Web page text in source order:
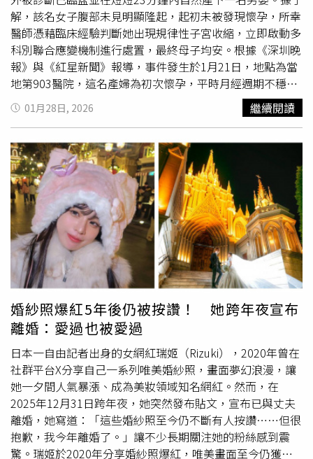
之間並沒有交叉保護力，民眾仍須特別留意。
解，該名女子腹部未見明顯隆起，起初未被發現懷孕，所幸
醫師憑藉臨床經驗判斷她出現規律性子宮收縮，立即啟動多
科別聯合應變機制進行處置，最終母子均安。根據《深圳晚
報》與《紅星新聞》報導，事件發生於1月21日，地點為當
地第903醫院，這名產婦為初次懷孕，平時月經週期不穩定
且缺乏懷孕相關知識，整個孕期皆未察覺腹中已有胎兒。直
至當日劇烈腹痛掛急診，才被診斷為「隱匿性懷孕」合併急
產，屬於相當罕見的案例。消息曝光後引發網路熱議，許多
網友對母子平安表示祝福，也有不少人驚呼「竟然有人生了
才知道懷孕」，甚至有留言稱羨未經歷孕吐、水腫等孕期不
適。不過，也有醫師強調，這類情況雖然罕見，但潛藏不少
風險，絕不可輕忽。醫學上所稱的「隱匿性懷孕」，是指女
性直到懷孕末期，甚至進入分娩階段才察覺懷孕的狀況，最
常見於體型較豐腴、月經不規則或對身體變化較不敏感的初
產婦。由於無法及早發現與管理，這類孕婦通常未接受產前
檢查，也未補充營養或調整生活習慣，恐導致胎兒面臨營養
不良、生長遲滯甚至發育異常的風險。此外，分娩時若胎兒
姿勢不利，或醫療人員未能即時介入，也可能導致胎盤排出
困難、子宮出血過多，甚至增加剖腹產風險。醫界指出，儘
管這類案例相對少見，女性仍應重視身體變化，若出現經期
異常、體重變化或腹部不適等情況，應儘速就醫進行婦產科
檢查，以降低健康風險。該起案例雖最終結果良好，但專家
提醒，「隱性懷孕不是幸運，而是警訊」。建立正確的健康
知識、規律進行身體檢查，是每位女性應有的基本自我照護
行為。
01月28日, 2026 繼續閱讀
婚紗照爆紅5年後仍被按讚！ 她跨年夜宣布
離婚：愛過也被愛過
日本一自由記者出身的女網紅瑞姬（Rizuki），2020年曾在
社群平台X分享自己一系列唯美婚紗照，畫面夢幻浪漫，讓
她一夕間人氣暴漲、成為美妝領域知名網紅。然而，在
2025年12月31日跨年夜，她突然發布貼文，宣布已與丈夫
離婚，她寫道：「這些婚紗照至今仍不斷有人按讚……但很
抱歉，我今年離婚了。」讓不少長期關注她的粉絲感到震
驚。瑞姬於2020年分享婚紗照爆紅，唯美畫面至今仍獲網